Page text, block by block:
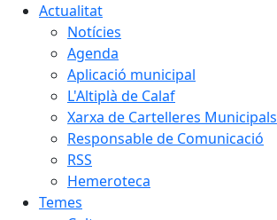
Actualitat
Notícies
Agenda
Aplicació municipal
L'Altiplà de Calaf
Xarxa de Cartelleres Municipals
Responsable de Comunicació
RSS
Hemeroteca
Temes